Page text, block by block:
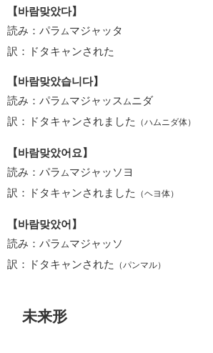
【바람맞았다】
読み：パラ ムマジャッタ
訳：ドタキャンされた
【바람맞았습니다】
読み：パラ ムマジャッス ムニダ
訳：ドタキャンされました
（ハムニダ体）
【바람맞았어요】
読み：パラ ムマジャッソヨ
訳：ドタキャンされました
（ヘヨ体）
【바람맞았어】
読み：パラ ムマジャッソ
訳：ドタキャンされた
（パンマル）
未来形